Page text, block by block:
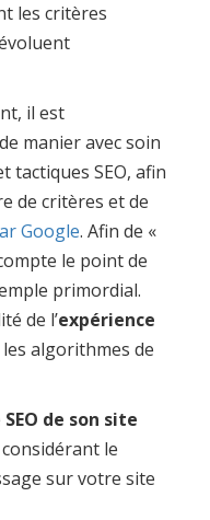
les critères
il est
manier avec soin
tactiques SEO, afin
de critères et de
Google. Afin de «
le point de
primordial.
de l’expérience
algorithmes de
SEO de son site
le
sur votre site